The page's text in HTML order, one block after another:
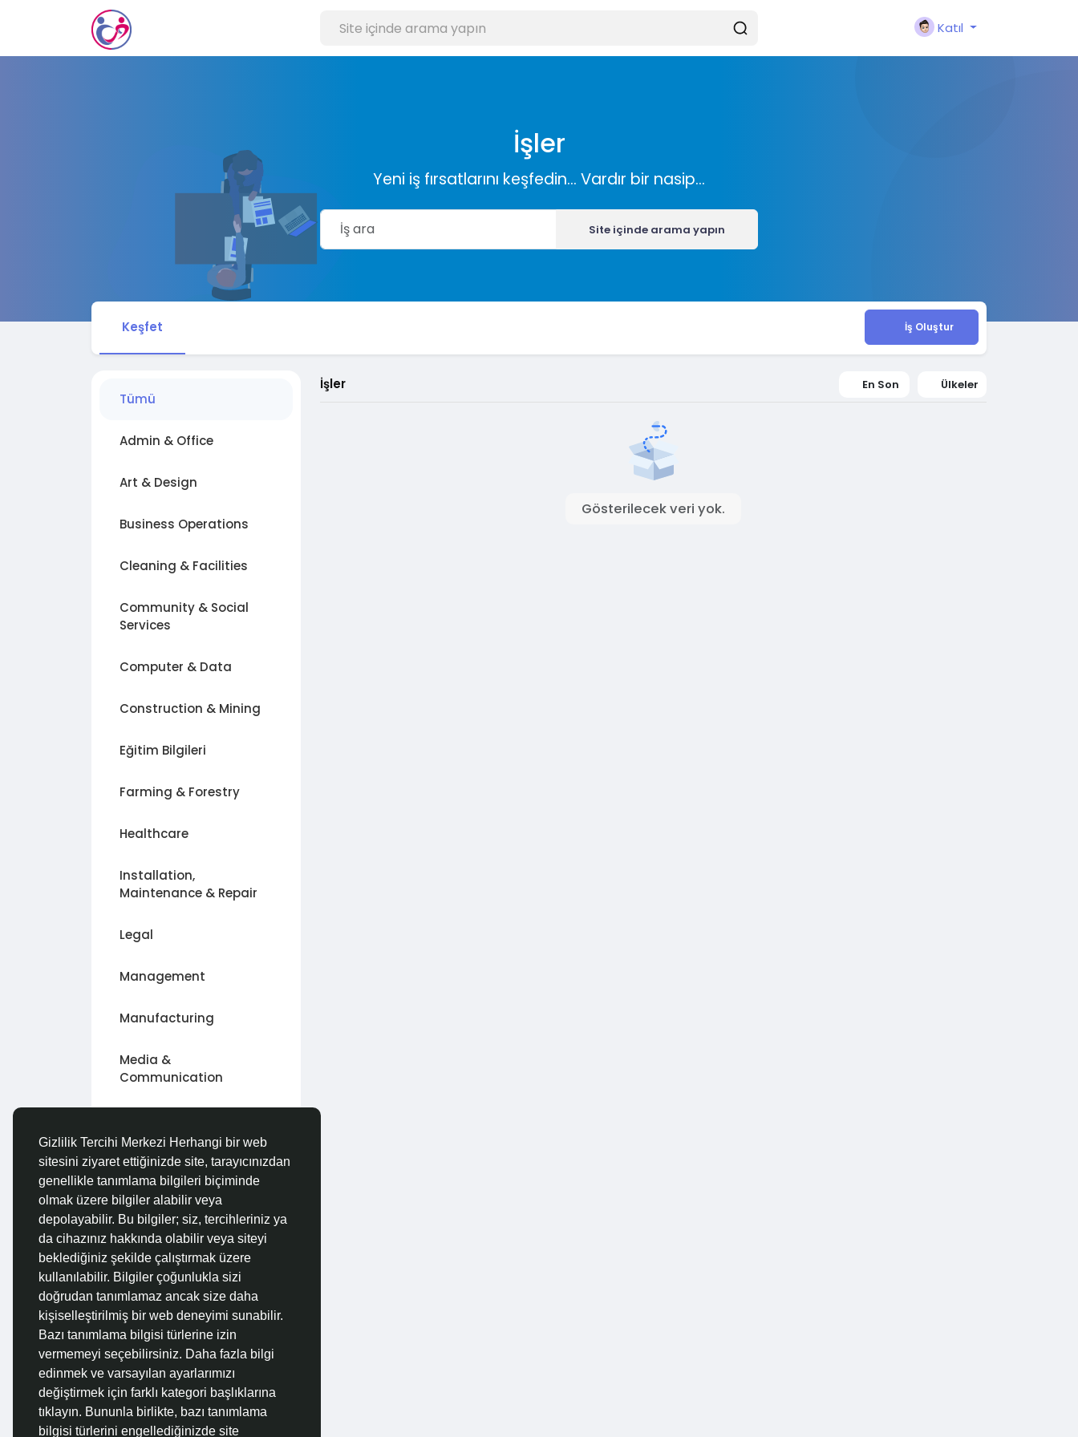
Gizlilik Tercihi Merkezi Herhangi bir web
sitesini ziyaret ettiğinizde site, tarayıcınızdan
genellikle tanımlama bilgileri biçiminde
olmak üzere bilgiler alabilir veya
depolayabilir. Bu bilgiler; siz, tercihleriniz ya
da cihazınız hakkında olabilir veya siteyi
beklediğiniz şekilde çalıştırmak üzere
kullanılabilir. Bilgiler çoğunlukla sizi
doğrudan tanımlamaz ancak size daha
kişiselleştirilmiş bir web deneyimi sunabilir.
Bazı tanımlama bilgisi türlerine izin
vermemeyi seçebilirsiniz. Daha fazla bilgi
edinmek ve varsayılan ayarlarımızı
değiştirmek için farklı kategori başlıklarına
tıklayın. Bununla birlikte, bazı tanımlama
bilgisi türlerini engellediğinizde site
Katıl
İşler
Yeni iş fırsatlarını keşfedin... Vardır bir nasip...
Site içinde arama yapın
Keşfet İş Oluştur
Tümü
Admin & Office
Art & Design
Business Operations
Cleaning & Facilities
Community & Social
Services
Computer & Data
Construction & Mining
Eğitim Bilgileri
Farming & Forestry
Healthcare
Installation,
Maintenance & Repair
Legal
Management
Manufacturing
Media &
Communication
Protective Services
Restaurant &
Hospitality
Retail & Sales
Science & Engineering
Sports & Entertainment
Transportation
Diğer
İşler En Son Ülkeler
Gösterilecek veri yok.